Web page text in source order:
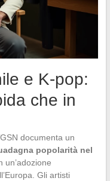
e K-pop:
che in
documenta un
popolarità nel
un’adozione
Gli artisti